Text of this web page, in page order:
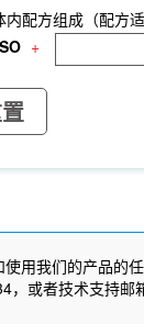
配方组成（配方
+
用我们的产品的
，或者技术支持邮